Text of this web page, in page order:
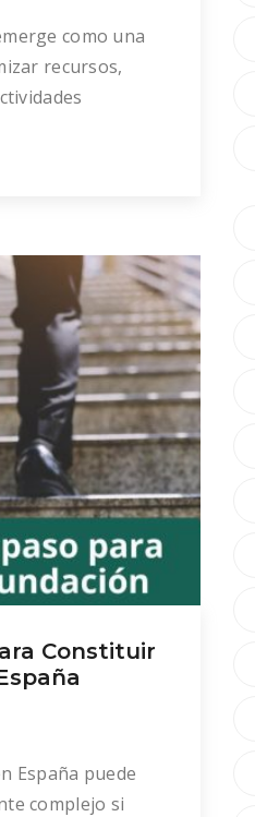
como una
recursos,
En
el
legales […]
Constituir
España puede
complejo si